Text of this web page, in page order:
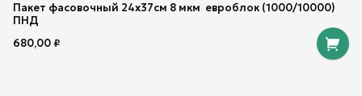
Пакет фасовочный 24х37см 8 мкм евроблок (1000/10000)
ПНД
680,00₽